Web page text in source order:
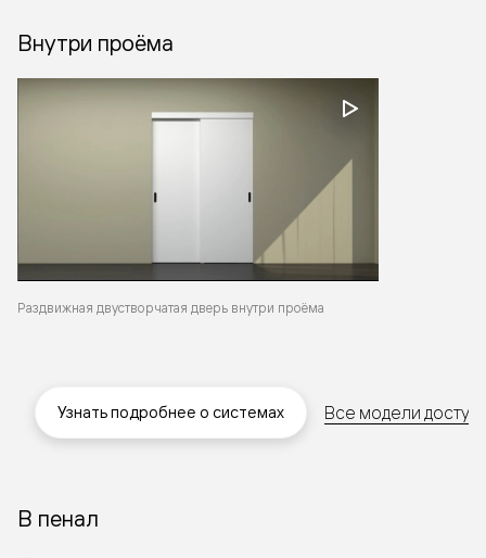
Внутри проёма
Раздвижная двустворчатая дверь внутри проёма
Узнать подробнее о системах Все модели
В пенал